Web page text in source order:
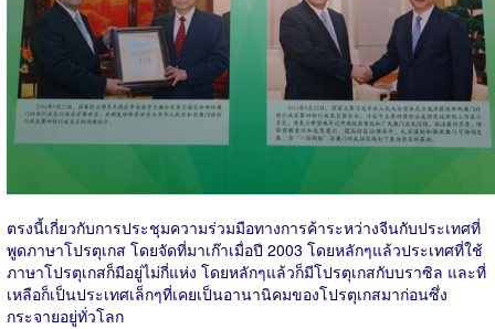
ตรงนี้เกี่ยวกับการประชุมความร่วมมือทางการค้าระหว่างจีนกับประเทศที่
พูดภาษาโปรตุเกส โดยจัดที่มาเก๊าเมื่อปี 2003 โดยหลักๆแล้วประเทศที่ใช้
ภาษาโปรตุเกสก็มีอยู่ไม่กี่แห่ง โดยหลักๆแล้วก็มีโปรตุเกสกับบราซิล และที่
เหลือก็เป็นประเทศเล็กๆที่เคยเป็นอานานิคมของโปรตุเกสมาก่อนซึ่ง
กระจายอยู่ทั่วโลก